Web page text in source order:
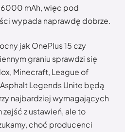
mAh, więc pod
wypada naprawdę dobrze.
jak OnePlus 15 czy
graniu sprawdzi się
Minecraft, League of
Legends Unite będą
najbardziej wymagających
z ustawień, ale to
choć producenci